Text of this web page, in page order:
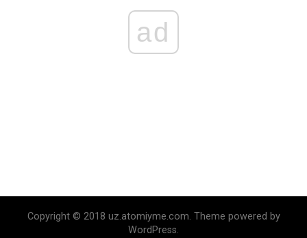
ad
Copyright © 2018 uz.atomiyme.com. Theme powered by
WordPress.